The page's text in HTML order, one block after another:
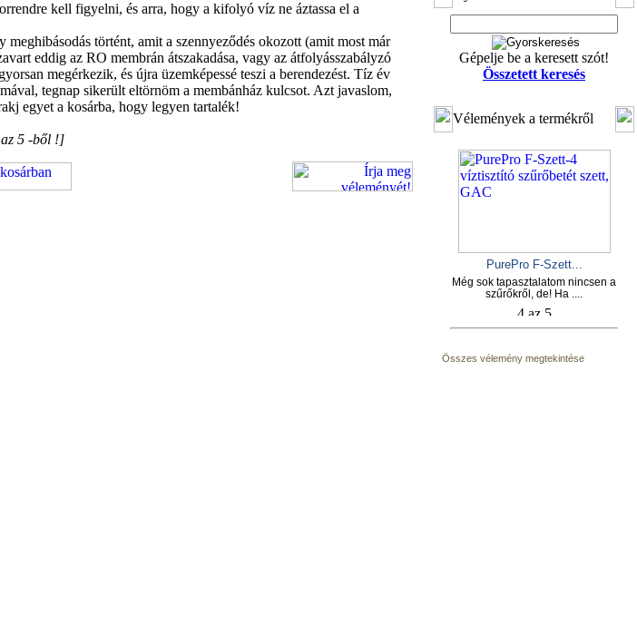
kell figyelni, és arra, hogy a kifolyó víz ne áztassa el a
meghibásodás történt, amit a szennyeződés okozott (amit most már
eddig az RO membrán átszakadása, vagy az átfolyásszabályzó
megérkezik, és újra üzemképessé teszi a berendezést. Tíz év
tegnap sikerült eltörnöm a membánház kulcsot. Azt javaslom,
egyet a kosárba, hogy legyen tartalék!
5 -ből !]
Gépelje be a keresett szót!
Összetett keresés
Vélemények a termékről
PurePro F-Szett...
Még sok tapasztalatom nincsen a
szűrőkről, de! Ha ....
Összes vélemény megtekintése